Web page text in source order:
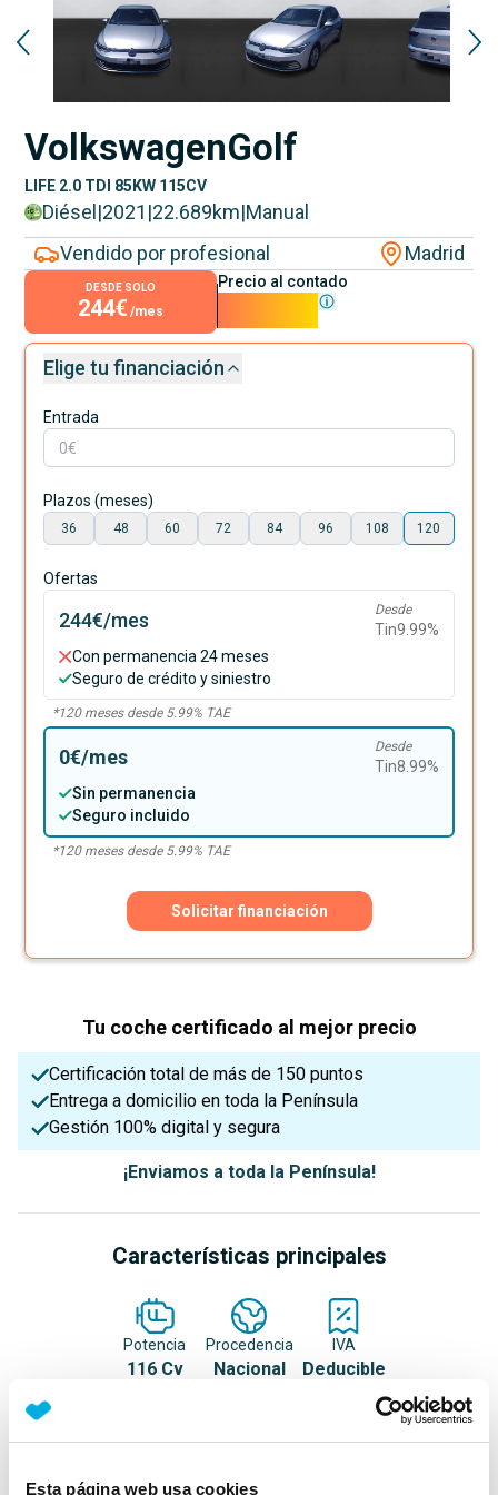
Esta página web usa cookies
VolkswagenGolf
LIFE 2.0 TDI 85KW 115CV
Diésel |2021 |22.689km|Manual
Vendido por profesional
Madrid
DESDE SOLO
244€ /mes
Precio al contado
Elige tu financiación
Entrada
Plazos (meses)
36 48 60 72 84 96 108 120
Ofertas
244€/mes Desde
Tin9.99%
Con permanencia 24 meses
Seguro de crédito y siniestro
*120meses desde 5.99% TAE
0€/mes Desde
Tin8.99%
Sin permanencia
Seguro incluido
*120meses desde 5.99% TAE
Solicitar financiación
Tu coche certificado al mejor precio
Certificación total de más de 150 puntos
Entrega a domicilio en toda la Península
Gestión 100% digital y segura
¡Enviamos a toda la Península!
Características principales
Potencia
116 Cv
Procedencia
Nacional
IVA
Deducible
5 21/06/2021